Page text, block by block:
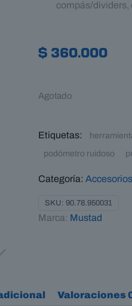
compás/dividers,
$ 360.000
Agotado
Etiquetas:
podómetro ruidoso
Categoría:
SKU: 90.78.950031
Marca: Mustad
Valoraciones